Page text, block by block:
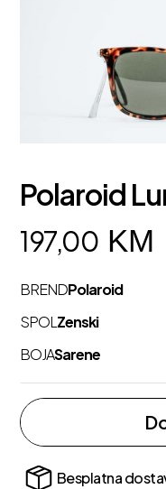
Polaroid
197,00 KM
BRENDPolaroid
SPOL Zenski
BOJASarene
Besplatna